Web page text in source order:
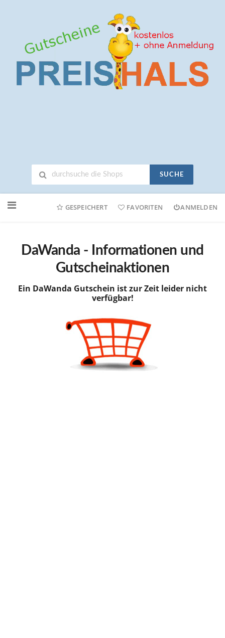
SUCHE
Online-
GESPEICHERT FAVORITEN ANMELDEN
DaWanda - Informationen und
Gutscheinaktionen
Ein DaWanda Gutschein ist zur Zeit leider nicht
verfügbar!